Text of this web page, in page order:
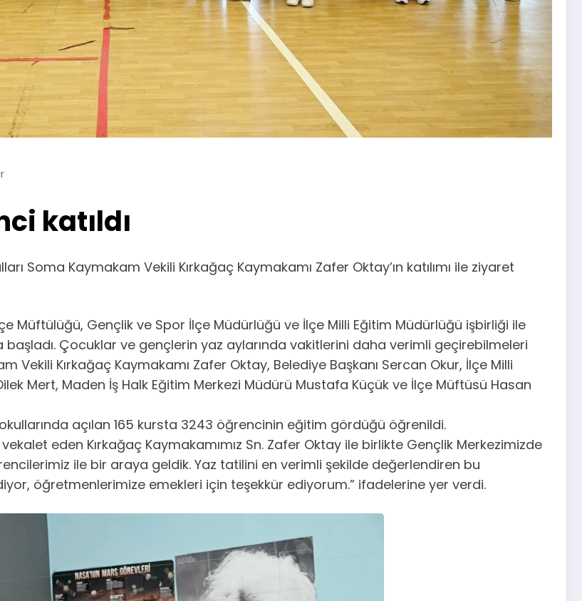
katıldı
Soma Kaymakam Vekili Kırkağaç Kaymakamı Zafer Oktay’ın katılımı ile ziyaret
Müftülüğü, Gençlik ve Spor İlçe Müdürlüğü ve İlçe Milli Eğitim Müdürlüğü işbirliği ile
başladı. Çocuklar ve gençlerin yaz aylarında vakitlerini daha verimli geçirebilmeleri
Vekili Kırkağaç Kaymakamı Zafer Oktay, Belediye Başkanı Sercan Okur, İlçe Milli
Mert, Maden İş Halk Eğitim Merkezi Müdürü Mustafa Küçük ve İlçe Müftüsü Hasan
okullarında açılan 165 kursta 3243 öğrencinin eğitim gördüğü öğrenildi.
eden Kırkağaç Kaymakamımız Sn. Zafer Oktay ile birlikte Gençlik Merkezimizde
ile bir araya geldik. Yaz tatilini en verimli şekilde değerlendiren bu
öğretmenlerimize emekleri için teşekkür ediyorum.” ifadelerine yer verdi.